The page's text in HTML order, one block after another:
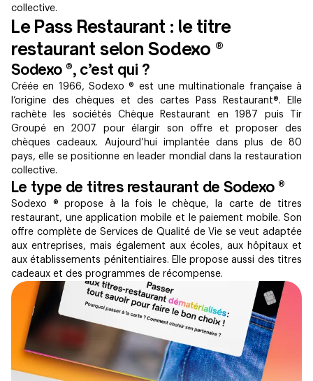
collective.
Le Pass Restaurant : le titre
restaurant selon Sodexo ®
Sodexo ®, c’est qui ?
Créée en 1966, Sodexo ® est une multinationale française à
l’origine des chèques et des cartes Pass Restaurant®. Elle
rachète les sociétés Chèque Restaurant en 1987 puis Tir
Groupé en 2007 pour élargir son offre et proposer des
chèques cadeaux. Aujourd’hui implantée dans plus de 80
pays, elle se positionne en leader mondial dans la restauration
collective.
Le type de titres restaurant de Sodexo ®
Sodexo ® propose à la fois le chèque, la carte de titres
restaurant, une application mobile et le paiement mobile. Son
offre complète de Services de Qualité de Vie se veut adaptée
aux entreprises, mais également aux écoles, aux hôpitaux et
aux établissements pénitentiaires. Elle propose aussi des titres
cadeaux et des programmes de récompense.